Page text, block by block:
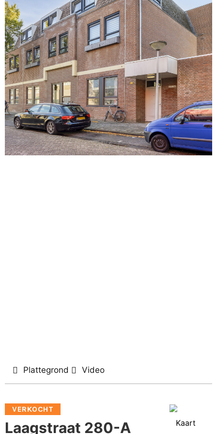
Plattegrond Video
VERKOCHT
Laagstraat 280-A Kaart